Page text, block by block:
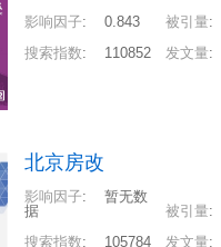
影响因子: 0.843 被引量:
搜索指数: 110852 发文量:
北京房改
影响因子:
暂无数
据
被引量:
搜索指数: 105784 发文量: